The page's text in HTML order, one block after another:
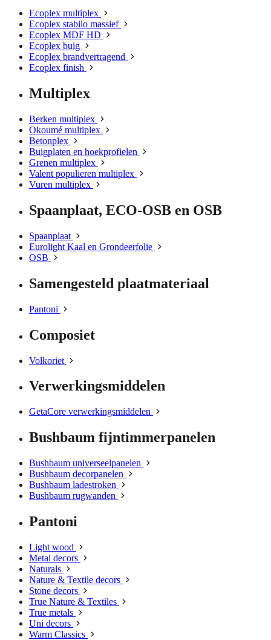
Ecoplex multiplex
Ecoplex stabilo massief
Ecoplex MDF HD
Ecoplex buig
Ecoplex brandvertragend
Ecoplex finish
Multiplex
Berken multiplex
Okoumé multiplex
Betonplex
Buigplaten en hoekprofielen
Grenen multiplex
Valent populieren multiplex
Vuren multiplex
Spaanplaat, ECO-OSB en OSB
Spaanplaat
Eurolight Kaal en Grondeerfolie
OSB
Samengesteld plaatmateriaal
Pantoni
Composiet
Volkoriet
Verwerkingsmiddelen
GetaCore verwerkingsmiddelen
Bushbaum fijntimmerpanelen
Bushbaum universeelpanelen
Bushbaum decorpanelen
Bushbaum ladestroken
Bushbaum rugwanden
Pantoni
Light wood
Metal decors
Naturals
Nature & Textile decors
Stone decors
True Nature & Textiles
True metals
Uni decors
Warm Classics